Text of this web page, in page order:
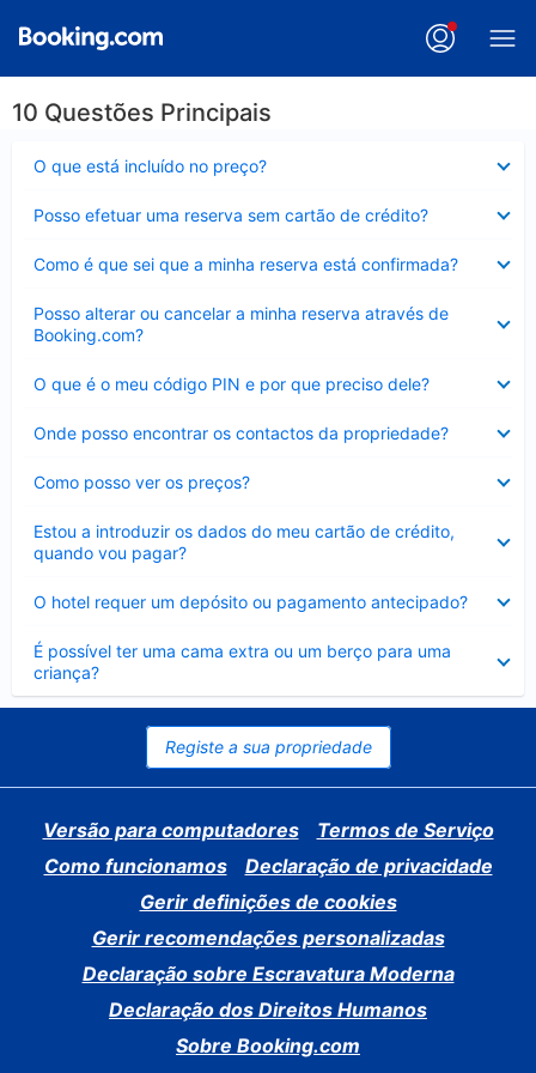
10 Questões Principais
O que está incluído no preço?
fechado
Posso efetuar uma reserva sem cartão de crédito?
fechado
Como é que sei que a minha reserva está confirmada?
fechado
Posso alterar ou cancelar a minha reserva através de
Booking.com?
fechado
O que é o meu código PIN e por que preciso dele?
fechado
Onde posso encontrar os contactos da propriedade?
fechado
Como posso ver os preços?
fechado
Estou a introduzir os dados do meu cartão de crédito,
quando vou pagar?
fechado
O hotel requer um depósito ou pagamento antecipado?
fechado
É possível ter uma cama extra ou um berço para uma
criança?
Elemento
fechado
Registe a sua propriedade
Versão para computadores
Termos de Serviço
Como funcionamos
Declaração de privacidade
Gerir definições de cookies
Gerir recomendações personalizadas
Declaração sobre Escravatura Moderna
Declaração dos Direitos Humanos
Sobre Booking.com